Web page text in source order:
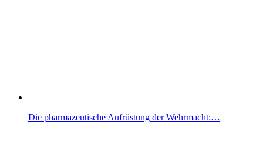
Die pharmazeutische Aufrüstung der Wehrmacht:…